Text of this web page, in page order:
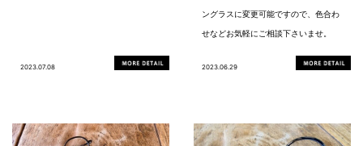
2023.07.08
ングラスに変更可能ですので、色合わ
せなどお気軽にご相談下さいませ。
2023.06.29